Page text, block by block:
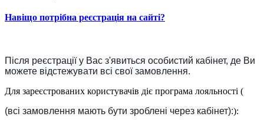
Навіщо потрібна реєстрація на сайті?
Після реєстрації у Вас з'явиться особистий кабінет, де Ви
можете відстежувати всі свої замовлення.
Для зареєстрованих користувачів діє програма лояльності (
(всі замовлення мають бути зроблені через кабінет):):